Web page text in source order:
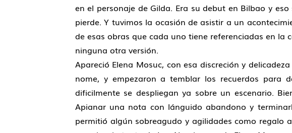
en el personaje de Gilda. Era su debut en Bilbao y
pierde. Y tuvimos la ocasión de asistir a un
de esas obras que cada uno tiene referenciadas en
ninguna otra versión.
Apareció Elena Mosuc, con esa discreción y
nome, y empezaron a temblar los recuerdos para
dificilmente se despliegan ya sobre un escenario.
Apianar una nota con lánguido abandono y
permitió algún sobreagudo y agilidades como